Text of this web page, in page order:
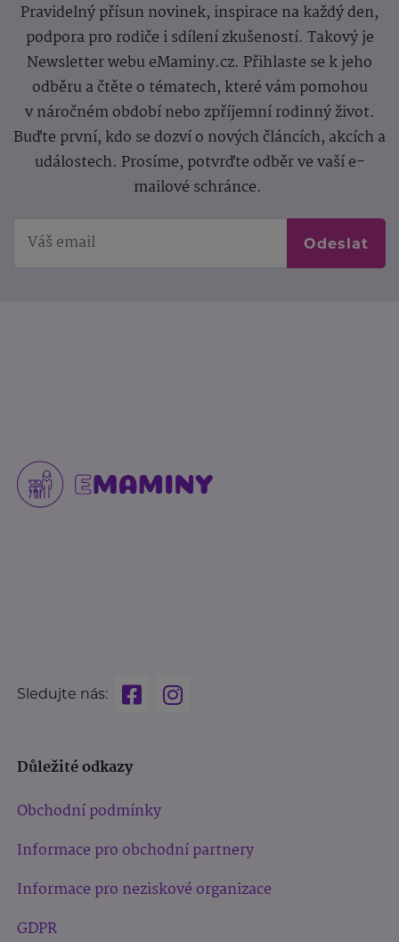
Pravidelný přísun novinek, inspirace na každý den,
podpora pro rodiče i sdílení zkušeností. Takový je
Newsletter webu eMaminy.cz. Přihlaste se k jeho
odběru a čtěte o tématech, které vám pomohou
v náročném období nebo zpříjemní rodinný život.
Buďte první, kdo se dozví o nových článcích, akcích a
událostech. Prosíme, potvrďte odběr ve vaší e-
mailové schránce.
Odeslat
Sledujte nás:
Důležité odkazy
Obchodní podmínky
Informace pro obchodní partnery
Informace pro neziskové organizace
GDPR